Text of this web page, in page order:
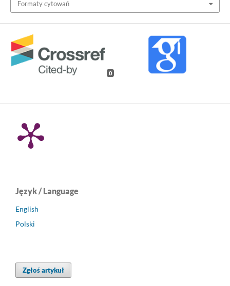
Formaty cytowań
0
Język / Language
English
Polski
Zgłoś artykuł